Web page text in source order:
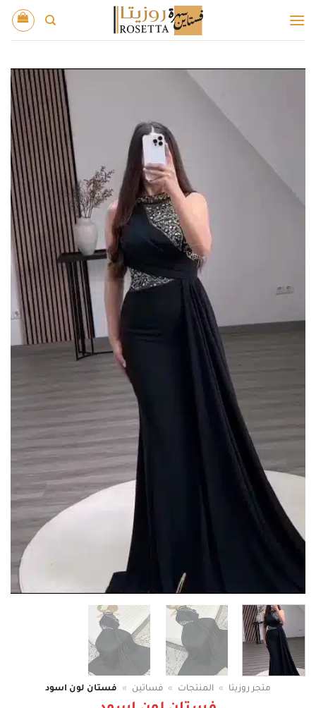
للمحتوى
متجر روزيتا » المنتجات » فساتين » فستان لون اسود